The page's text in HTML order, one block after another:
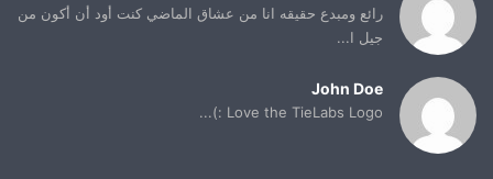
رائع ومبدع حقيقه انا من عشاق الماضي كنت أود أن أكون من
جيل ا...
John Doe
Love the TieLabs Logo :)...